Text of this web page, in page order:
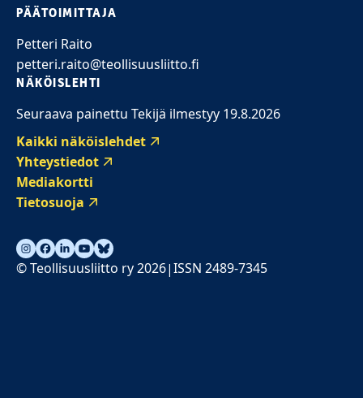
PÄÄTOIMITTAJA
Petteri Raito
petteri.raito@teollisuusliitto.fi
NÄKÖISLEHTI
Seuraava painettu Tekijä ilmestyy 19.8.2026
Kaikki näköislehdet
Yhteystiedot
Mediakortti
Tietosuoja
© Teollisuusliitto ry 2026|ISSN 2489-7345